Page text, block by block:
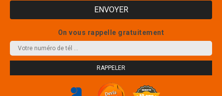
On vous rappelle gratuitement